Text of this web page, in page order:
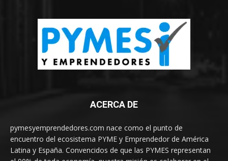
ACERCA DE
pymesyemprendedores.com nace como el punto de
encuentro del ecosistema PYME y Emprendedor de América
Latina y España. Convencidos de que las PYMES representan